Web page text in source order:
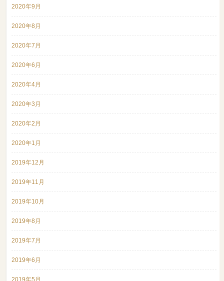
2020年9月
2020年8月
2020年7月
2020年6月
2020年4月
2020年3月
2020年2月
2020年1月
2019年12月
2019年11月
2019年10月
2019年8月
2019年7月
2019年6月
2019年5月